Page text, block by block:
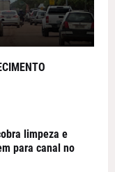
limpeza e
para canal no